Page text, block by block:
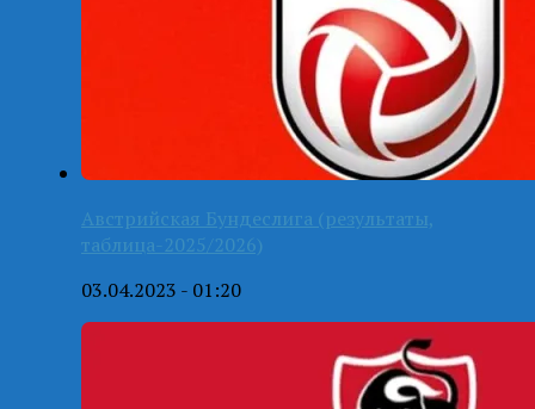
Австрийская Бундеслига (результаты,
таблица-2025/2026)
03.04.2023 - 01:20